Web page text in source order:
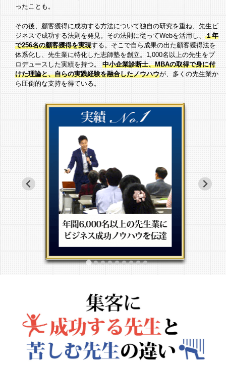
ったことも。
その後、顧客獲得に成功する方法について独自の研究を重ね、先生ビ
ジネスで成功する法則を発見。その法則に従ってWebを活用し、 １年
で256名の顧客獲得を実現する。そこで自ら成果の出た顧客獲得法を
体系化し、先生業に特化した志師塾を創立。1,000名以上の先生をプ
ロデュースした実績を持つ。
中小企業診断士、MBAの取得で身に付
けた理論と、自らの実践経験を融合したノウハウが、多くの先生業か
ら圧倒的な支持を得ている。